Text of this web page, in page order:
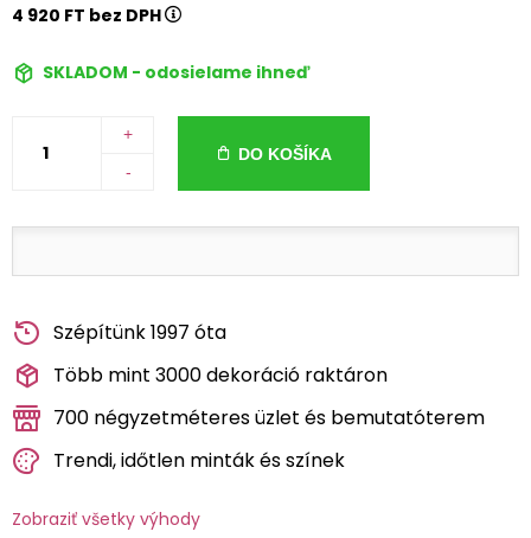
4 920 FT bez DPH
SKLADOM - odosielame ihneď
+
-
DO KOŠÍKA
Szépítünk 1997 óta
Több mint 3000 dekoráció raktáron
700 négyzetméteres üzlet és bemutatóterem
Trendi, időtlen minták és színek
Zobraziť všetky výhody